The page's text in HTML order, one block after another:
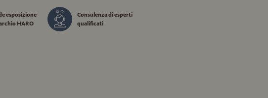
esposizione
HARO
Consulenza di esperti
qualificati